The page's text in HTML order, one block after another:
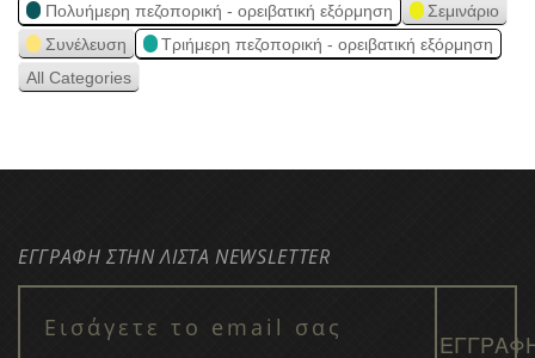
Πολυήμερη πεζοπορική - ορειβατική εξόρμηση
Σεμινάριο
Συνέλευση
Τριήμερη πεζοπορική - ορειβατική εξόρμηση
All Categories
ΕΓΓΡΑΦΗ ΣΤΗΝ ΛΙΣΤΑ NEWSLETTER